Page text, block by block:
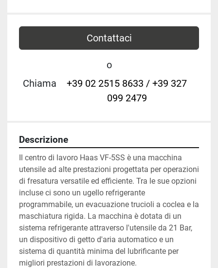
Contattaci
o
Chiama
+39 02 2515 8633 / +39 327
099 2479
Descrizione
Il centro di lavoro Haas VF-5SS è una macchina
utensile ad alte prestazioni progettata per operazioni
di fresatura versatile ed efficiente. Tra le sue opzioni
incluse ci sono un ugello refrigerante
programmabile, un evacuazione trucioli a coclea e la
maschiatura rigida. La macchina è dotata di un
sistema refrigerante attraverso l'utensile da 21 Bar,
un dispositivo di getto d'aria automatico e un
sistema di quantità minima del lubrificante per
migliori prestazioni di lavorazione.